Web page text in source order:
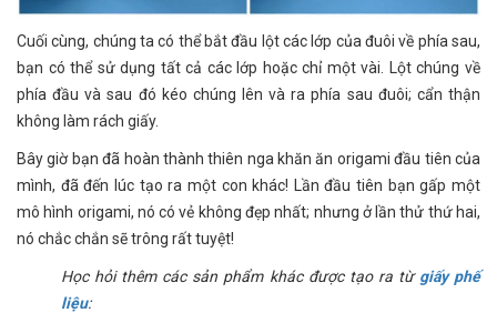
Cuối cùng, chúng ta có thể bắt đầu lột các lớp của đuôi về phía sau,
bạn có thể sử dụng tất cả các lớp hoặc chỉ một vài. Lột chúng về
phía đầu và sau đó kéo chúng lên và ra phía sau đuôi; cẩn thận
không làm rách giấy.
Bây giờ bạn đã hoàn thành thiên nga khăn ăn origami đầu tiên của
mình, đã đến lúc tạo ra một con khác! Lần đầu tiên bạn gấp một
mô hình origami, nó có vẻ không đẹp nhất; nhưng ở lần thử thứ hai,
nó chắc chắn sẽ trông rất tuyệt!
Học hỏi thêm các sản phẩm khác được tạo ra từ giấy phế
liệu: